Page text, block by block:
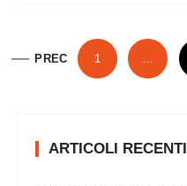
PREC 1 …
ARTICOLI RECENTI